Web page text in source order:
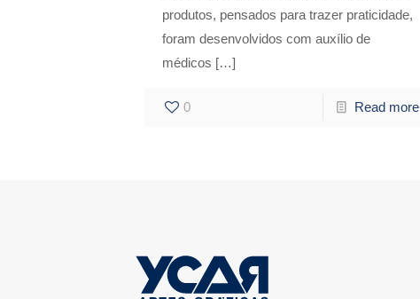
produtos, pensados para trazer praticidade,
foram desenvolvidos com auxílio de
médicos […]
0 Read more